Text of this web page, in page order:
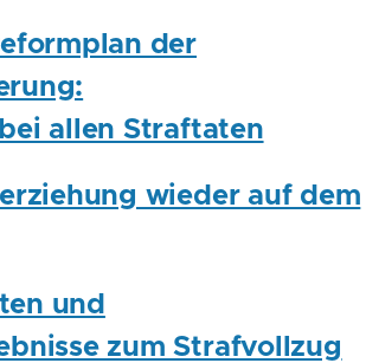
der
allen Straftaten
wieder auf dem
und
zum Strafvollzug